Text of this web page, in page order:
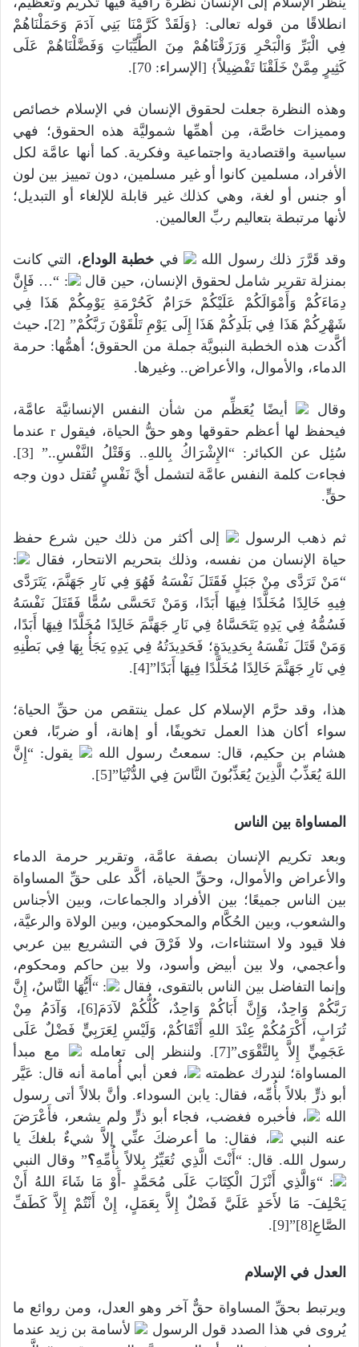
انطلاقًا من قوله تعالى: {وَلَقَدْ كَرَّمْنَا بَنِي آدَمَ وَحَمَلْنَاهُمْ
فِي الْبَرِّ وَالْبَحْرِ وَرَزَقْنَاهُمْ مِنَ الطَّيِّبَاتِ وَفَضَّلْنَاهُمْ عَلَى
كَثِيرٍ مِمَّنْ خَلَقْنَا تَفْضِيلاً} [الإسراء: 70].
وهذه النظرة جعلت لحقوق الإنسان في الإسلام خصائص
ومميزات خاصَّة، مِن أهمِّها شموليَّة هذه الحقوق؛ فهي
سياسية واقتصادية واجتماعية وفكرية. كما أنها عامَّة لكل
الأفراد، مسلمين كانوا أو غير مسلمين، دون تمييز بين لون
أو جنس أو لغة، وهي كذلك غير قابلة للإلغاء أو التبديل؛
لأنها مرتبطة بتعاليم ربِّ العالمين.
وقد قَرَّرَ ذلك رسول الله في خطبة الوداع، التي كانت
بمنزلة تقرير شامل لحقوق الإنسان، حين قال
: “… فَإِنَّ
دِمَاءَكُمْ وَأَمْوَالَكُمْ عَلَيْكُمْ حَرَامٌ كَحُرْمَةِ يَوْمِكُمْ هَذَا فِي
شَهْرِكُمْ هَذَا فِي بَلَدِكُمْ هَذَا إِلَى يَوْمِ تَلْقَوْنَ رَبَّكُمْ” [2]
. حيث
أكَّدت هذه الخطبة النبويَّة جملة من الحقوق؛ أهمُّها: حرمة
الدماء، والأموال، والأعراض.. وغيرها.
وقال
أيضًا يُعَظِّم من شأن النفس الإنسانيَّة عامَّة،
فيحفظ لها أعظم حقوقها وهو حقُّ الحياة، فيقول r عندما
سُئِل عن الكبائر: “الإِشْرَاكُ بِاللهِ.. وَقَتْلُ النَّفْسِ..” [3].
فجاءت كلمة النفس عامَّة لتشمل أيَّ نَفْسٍ تُقتل دون وجه
حقٍّ.
ثم ذهب الرسول
إلى أكثر من ذلك حين شرع حفظ
حياة الإنسان من نفسه، وذلك بتحريم الانتحار، فقال
:
“مَنْ تَرَدَّى مِنْ جَبَلٍ فَقَتَلَ نَفْسَهُ فَهُوَ فِي نَارِ جَهَنَّمَ، يَتَرَدَّى
فِيهِ خَالِدًا مُخَلَّدًا فِيهَا أَبَدًا، وَمَنْ تَحَسَّى سُمًّا فَقَتَلَ نَفْسَهُ
فَسُمُّهُ فِي يَدِهِ يَتَحَسَّاهُ فِي نَارِ جَهَنَّمَ خَالِدًا مُخَلَّدًا فِيهَا أَبَدًا،
وَمَنْ قَتَلَ نَفْسَهُ بِحَدِيدَةٍ؛ فَحَدِيدَتُهُ فِي يَدِهِ يَجَأُ بِهَا فِي بَطْنِهِ
فِي نَارِ جَهَنَّمَ خَالِدًا مُخَلَّدًا فِيهَا أَبَدًا”[4].
هذا، وقد حرَّم الإسلام كل عمل ينتقص من حقِّ الحياة؛
سواء أكان هذا العمل تخويفًا، أو إهانة، أو ضربًا، فعن
هشام بن حكيم، قال: سمعتُ رسول الله
يقول: “إِنَّ
اللهَ يُعَذِّبُ الَّذِينَ يُعَذِّبُونَ النَّاسَ فِي الدُّنْيَا”[5].
المساواة بين الناس
وبعد تكريم الإنسان بصفة عامَّة، وتقرير حرمة الدماء
والأعراض والأموال، وحقِّ الحياة، أكَّد على حقِّ المساواة
بين الناس جميعًا؛ بين الأفراد والجماعات، وبين الأجناس
والشعوب، وبين الحُكَّام والمحكومين، وبين الولاة والرعيَّة،
فلا قيود ولا استثناءات، ولا فَرْقَ في التشريع بين عربي
وأعجمي، ولا بين أبيض وأسود، ولا بين حاكم ومحكوم،
وإنما التفاضل بين الناس بالتقوى، فقال
: “أَيُّهَا النَّاسُ، إِنَّ
رَبَّكُمْ وَاحِدٌ، وَإِنَّ أَبَاكُمْ وَاحِدٌ، كُلُّكُمْ لآدَمَ[6]، وَآدَمُ مِنْ
تُرَابٍ، أَكْرَمُكُمْ عِنْدَ اللهِ أَتْقَاكُمْ، وَلَيْسِ لِعَرَبِيٍّ فَضْلٌ عَلَى
عَجَمِيٍّ إِلاَّ بِالتَّقْوَى”[7]. ولننظر إلى تعامله
مع مبدأ
المساواة؛ لندرك عظمته
، فعن أبي أُمامة أنه قال: عَيَّر
أبو ذرٍّ بلالاً بأُمِّه، فقال: يابن السوداء. وأنَّ بلالاً أتى رسول
الله
، فأخبره فغضب، فجاء أبو ذرٍّ ولم يشعر، فأَعْرَضَ
عنه النبي
، فقال: ما أعرضكَ عنِّي إلاَّ شيءٌ بلغكَ يا
رسول الله. قال: “أَنْتَ الَّذِي تُعَيِّرُ بِلالاً بِأُمِّهِ؟” وقال النبي
: “وَالَّذِي أَنْزَلَ الْكِتَابَ عَلَى مُحَمَّدٍ -أَوْ مَا شَاءَ اللهُ أَنْ
يَحْلِفَ- مَا لأَحَدٍ عَلَيَّ فَضْلٌ إِلاَّ بِعَمَلٍ، إِنْ أَنْتُمْ إِلاَّ كَطَفِّ
الصَّاعِ[8]”[9].
العدل في الإسلام
ويرتبط بحقِّ المساواة حقٌّ آخر وهو العدل، ومن روائع ما
يُروى في هذا الصدد قول الرسول
لأسامة بن زيد عندما